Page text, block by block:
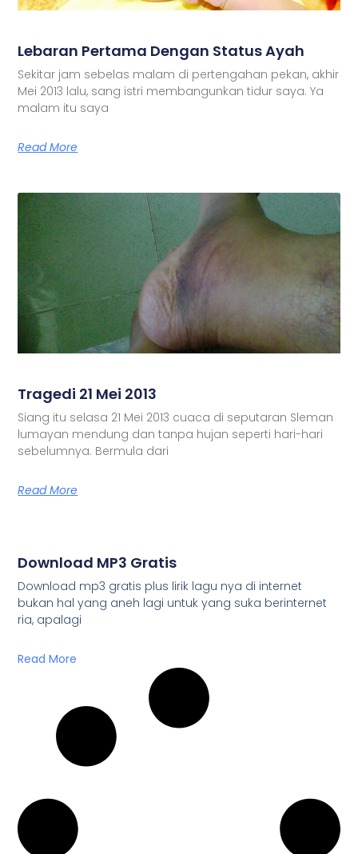
Lebaran Pertama Dengan Status Ayah
Sekitar jam sebelas malam di pertengahan pekan, akhir
Mei 2013 lalu, sang istri membangunkan tidur saya. Ya
malam itu saya
Read More
Tragedi 21 Mei 2013
Siang itu selasa 21 Mei 2013 cuaca di seputaran Sleman
lumayan mendung dan tanpa hujan seperti hari-hari
sebelumnya. Bermula dari
Read More
Download MP3 Gratis
Download mp3 gratis plus lirik lagu nya di internet
bukan hal yang aneh lagi untuk yang suka berinternet
ria, apalagi
Read More